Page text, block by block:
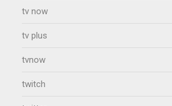
tv now
tv plus
tvnow
twitch